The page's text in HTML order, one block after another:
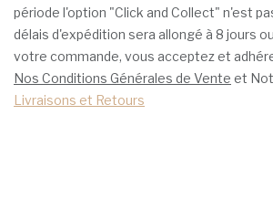
période l'option "Click and Collect" n'est
délais d'expédition sera allongé à 8 jours
votre commande, vous acceptez et
Nos Conditions Générales de Vente et
Livraisons et Retours